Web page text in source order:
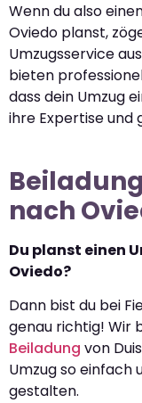
Wenn du also
Oviedo planst,
Umzugsservice
bieten
dass dein Umzug
ihre Expertise und
nach
Du planst einen
Oviedo?
Dann bist du bei
genau richtig! Wir
Beiladung von
Umzug so einfach
gestalten.